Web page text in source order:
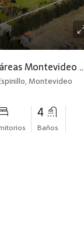
Venta Chacra 4,2
Montevideo
4
Baños